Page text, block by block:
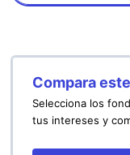
Compara
Selecciona los
tus intereses y